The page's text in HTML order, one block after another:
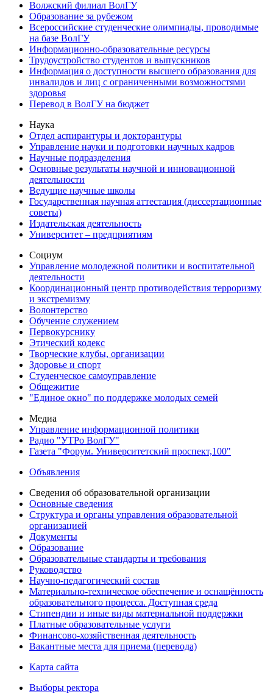
Волжский филиал ВолГУ
Образование за рубежом
Всероссийские студенческие олимпиады, проводимые
на базе ВолГУ
Информационно-образовательные ресурсы
Трудоустройство студентов и выпускников
Информация о доступности высшего образования для
инвалидов и лиц с ограниченными возможностями
здоровья
Перевод в ВолГУ на бюджет
Наука
Отдел аспирантуры и докторантуры
Управление науки и подготовки научных кадров
Научные подразделения
Основные результаты научной и инновационной
деятельности
Ведущие научные школы
Государственная научная аттестация (диссертационные
советы)
Издательская деятельность
Университет – предприятиям
Социум
Управление молодежной политики и воспитательной
деятельности
Координационный центр противодействия терроризму
и экстремизму
Волонтерство
Обучение служением
Первокурснику
Этический кодекс
Творческие клубы, организации
Здоровье и спорт
Студенческое самоуправление
Общежитие
"Единое окно" по поддержке молодых семей
Медиа
Управление информационной политики
Радио "УТРо ВолГУ"
Газета "Форум. Университетский проспект,100"
Объявления
Сведения об образовательной организации
Основные сведения
Структура и органы управления образовательной
организацией
Документы
Образование
Образовательные стандарты и требования
Руководство
Научно-педагогический состав
Материально-техническое обеспечение и оснащённость
образовательного процесса. Доступная среда
Стипендии и иные виды материальной поддержки
Платные образовательные услуги
Финансово-хозяйственная деятельность
Вакантные места для приема (перевода)
Карта сайта
Выборы ректора